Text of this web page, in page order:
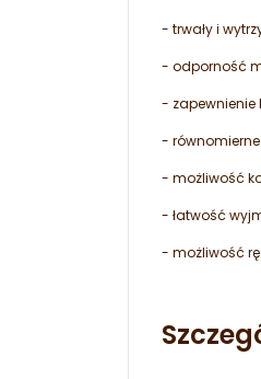
- trwały i
- odporność
- zapewnienie
-
- możliwość
- łatwość
- możliwość